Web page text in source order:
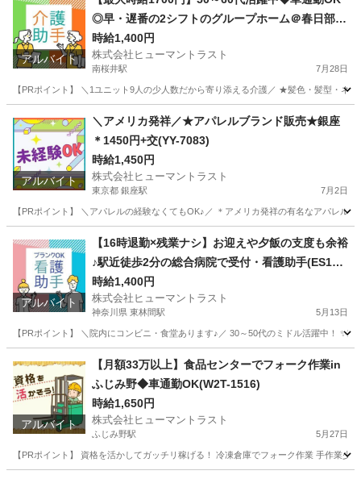
アルバイト
◎早・遅番の2シフトのグループホーム＠春日部(E
S1W-3334_1)
時給1,400円
株式会社ヒューマントラスト
南桜井駅 7月28日
【PRポイント】 ＼1ユニット9人の少人数だから寄り添える介護／ ★髪色・髪型・
南桜井駅 介護
アルバイト
＼アメリカ発祥／★アパレルブランド販売★銀座
＊1450円+交(YY-7083)
時給1,450円
株式会社ヒューマントラスト
東京都 銀座駅 7月2日
【PRポイント】 ＼アパレルの経験なくてもOK♪／ ＊アメリカ発祥の有名なアパレ
銀座駅 アパレル ヒューマントラスト
アルバイト
【16時退勤×残業ナシ】お迎えや夕飯の支度も余裕
♪駅近徒歩2分の総合病院で受付・看護助手(ES1W-
3606)
時給1,400円
株式会社ヒューマントラスト
神奈川県 東林間駅 5月13日
【PRポイント】 ＼院内にコンビニ・食堂あります♪／ 30～50代のミドル活躍中！
相模原市 東林間駅 その他 看護助手
アルバイト
【月額33万以上】食品センターでフォーク作業in
ふじみ野◆車通勤OK(W2T-1516)
時給1,650円
株式会社ヒューマントラスト
ふじみ野駅 5月27日
【PRポイント】 資格を活かしてガッチリ稼げる！ 冷凍倉庫でフォーク作業 手作業